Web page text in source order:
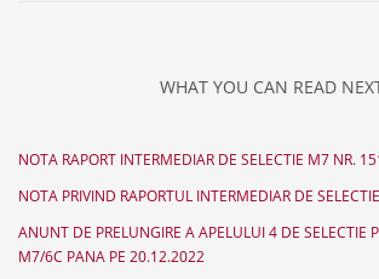
WHAT YOU CAN READ
NOTA RAPORT INTERMEDIAR DE SELECTIE M7 NR.
NOTA PRIVIND RAPORTUL INTERMEDIAR DE
ANUNT DE PRELUNGIRE A APELULUI 4 DE SELECTIE
M7/6C PANA PE 20.12.2022